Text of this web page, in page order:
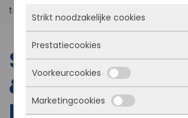
to PC/104+ Bus Adapter
SENSORAY
& 328 PCI to
Strikt noodzakelijke cookies
Deze cookies zorgen ervoor dat de
überhaupt werkt. Ze zijn dus altijd
kunnen niet worden uitgezet.
ze alleen geplaatst als jij iets doet,
inloggen, een formulier invullen of je
Prestatiecookies
Met deze cookies zien we hoe vaak
bezocht wordt, waar bezoekers
komen en welke pagina’s populair
Voorkeurcookies
Deze cookies onthouden jouw
Marketingcookies